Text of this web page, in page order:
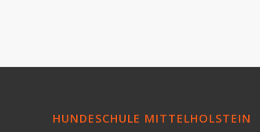
HUNDESCHULE MITTELHOLSTEIN